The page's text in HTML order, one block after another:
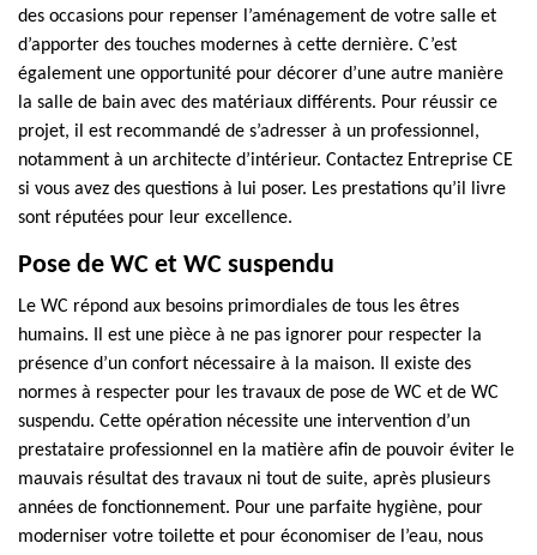
des occasions pour repenser l’aménagement de votre salle et
d’apporter des touches modernes à cette dernière. C’est
également une opportunité pour décorer d’une autre manière
la salle de bain avec des matériaux différents. Pour réussir ce
projet, il est recommandé de s’adresser à un professionnel,
notamment à un architecte d’intérieur. Contactez Entreprise CE
si vous avez des questions à lui poser. Les prestations qu’il livre
sont réputées pour leur excellence.
Pose de WC et WC suspendu
Le WC répond aux besoins primordiales de tous les êtres
humains. Il est une pièce à ne pas ignorer pour respecter la
présence d’un confort nécessaire à la maison. Il existe des
normes à respecter pour les travaux de pose de WC et de WC
suspendu. Cette opération nécessite une intervention d’un
prestataire professionnel en la matière afin de pouvoir éviter le
mauvais résultat des travaux ni tout de suite, après plusieurs
années de fonctionnement. Pour une parfaite hygiène, pour
moderniser votre toilette et pour économiser de l’eau, nous